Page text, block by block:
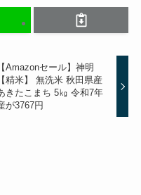
【Amazonセール】神明
【精米】 無洗米 秋田県産
きたこまち 5㎏ 令和7年
が3767円